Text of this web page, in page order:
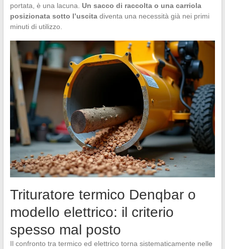
portata, è una lacuna. Un sacco di raccolta o una carriola
posizionata sotto l’uscitadiventa una necessità già nei primi
minuti di utilizzo.
Trituratore termico Denqbar o
modello elettrico: il criterio
spesso mal posto
Il confronto tra termico ed elettrico torna sistematicamente nelle